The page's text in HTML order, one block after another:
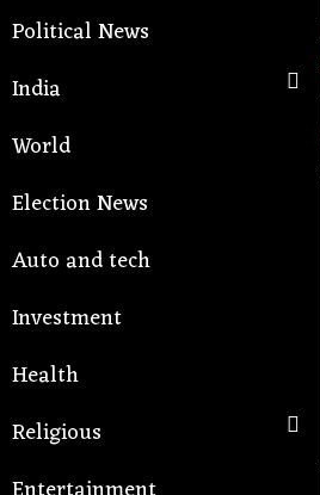
Political News
India
World
Election News
Auto and tech
Investment
Health
Religious